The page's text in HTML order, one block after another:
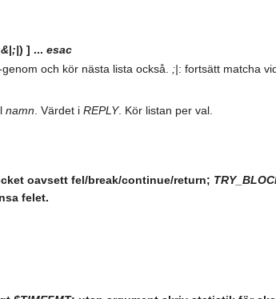
|;|) ] ... esac
och kör nästa lista också. ;|: fortsätt matcha
namn. Värdet iREPLY. Kör listan per val.
oavsett fel/break/continue/return;
felet.